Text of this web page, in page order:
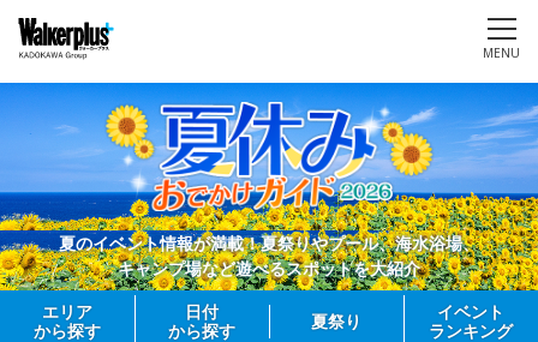
MENU
夏のイベント情報が満載！夏祭りやプール、海水浴場、
キャンプ場など遊べるスポットを大紹介
エリア
から探す
日付
から探す
夏祭り
イベント
ランキング